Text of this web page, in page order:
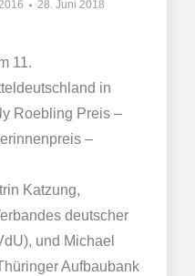
28. Juni 2018
11.
in
Roebling Preis –
–
Katzung,
deutscher
und Michael
Aufbaubank